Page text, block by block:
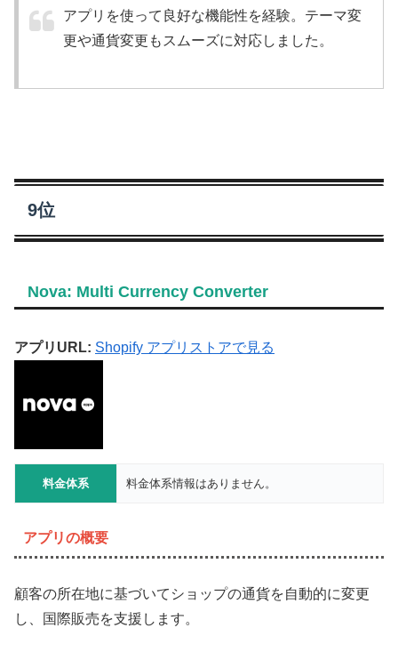
アプリを使って良好な機能性を経験。テーマ変
更や通貨変更もスムーズに対応しました。
9位
Nova: Multi Currency Converter
アプリURL: Shopify アプリストアで見る
料金体系 料金体系情報はありません。
アプリの概要
顧客の所在地に基づいてショップの通貨を自動的に変更
し、国際販売を支援します。